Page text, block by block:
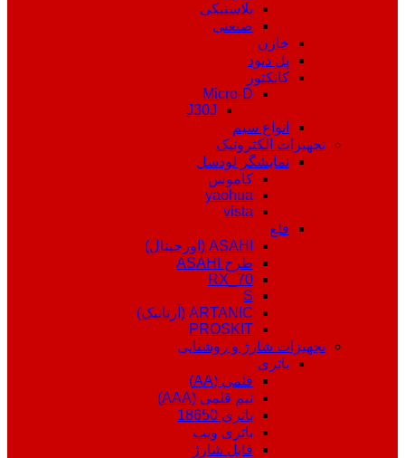
پلاستیکی
صنعتی
خازن
پل دیود
کانکتور
Micro-D
J30J
انواع سیم
تجهیزات الکترونیک
نمایشگر لودسل
کاموس
yaohua
vista
قلع
ASAHI (اورجینال)
طرح ASAHI
RX_70
S
ARTANIC (آرتانیک)
PROSKIT
تجهیزات شارژ و روشنایی
باتری
قلمی (AA)
نیم قلمی (AAA)
باتری 18650
باتری ویپ
قابل شارژ